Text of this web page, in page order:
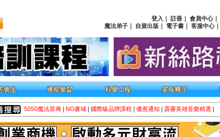
登入 註冊 會員中心｜
魔法弟子
自資出版 電子書 客服中心｜
5050魔法眾籌 NG書城 國際級品牌課程 優惠通知 霹靂英雄音樂精選